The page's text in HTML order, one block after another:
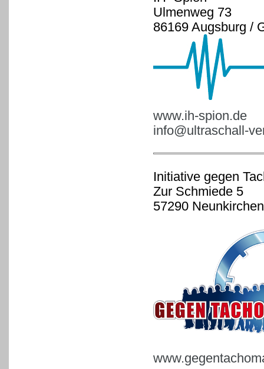
Ulmenweg 73
86169 Augsburg /
www.ih-spion.de
info@ultraschall-
Initiative gegen
Zur Schmiede 5
57290 Neunkirchen